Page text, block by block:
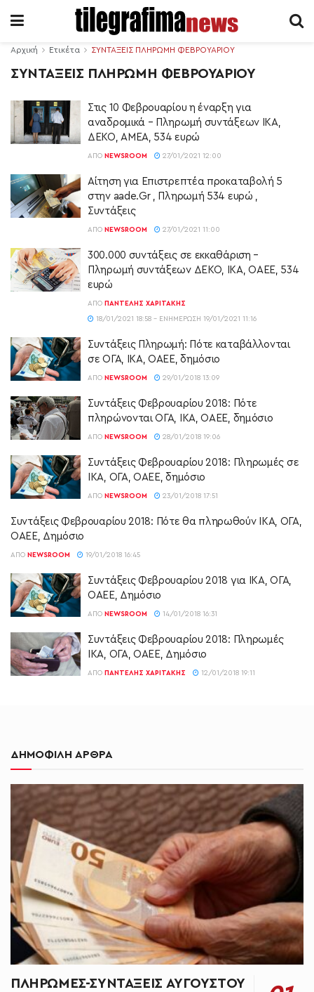
Αρχική Ετικέτα ΣΥΝΤΑΞΕΙΣ ΠΛΗΡΩΜΗ ΦΕΒΡΟΥΑΡΙΟΥ
ΣΥΝΤΑΞΕΙΣ ΠΛΗΡΩΜΗ ΦΕΒΡΟΥΑΡΙΟΥ
Στις 10 Φεβρουαρίου η έναρξη για
αναδρομικά – Πληρωμή συντάξεων ΙΚΑ,
ΔΕΚΟ, ΑΜΕΑ, 534 ευρώ
ΑΠΌ NEWSROOM 27/01/2021 12:00
Αίτηση για Επιστρεπτέα προκαταβολή 5
στην aade.Gr , Πληρωμή 534 ευρώ ,
Συντάξεις
ΑΠΌ NEWSROOM 27/01/2021 11:00
300.000 συντάξεις σε εκκαθάριση –
Πληρωμή συντάξεων ΔΕΚΟ, ΙΚΑ, ΟΑΕΕ, 534
ευρώ
ΑΠΌ ΠΑΝΤΕΛΉΣ ΧΑΡΙΤΆΚΗΣ
18/01/2021 18:58 - ΕΝΗΜΈΡΩΣΗ 19/01/2021 11:16
Συντάξεις Πληρωμή: Πότε καταβάλλονται
σε ΟΓΑ, ΙΚΑ, ΟΑΕΕ, δημόσιο
ΑΠΌ NEWSROOM 29/01/2018 13:09
Συντάξεις Φεβρουαρίου 2018: Πότε
πληρώνονται ΟΓΑ, ΙΚΑ, ΟΑΕΕ, δημόσιο
ΑΠΌ NEWSROOM 28/01/2018 19:06
Συντάξεις Φεβρουαρίου 2018: Πληρωμές σε
ΙΚΑ, ΟΓΑ, ΟΑΕΕ, δημόσιο
ΑΠΌ NEWSROOM 23/01/2018 17:51
Συντάξεις Φεβρουαρίου 2018: Πότε θα πληρωθούν ΙΚΑ, ΟΓΑ,
ΟΑΕΕ, Δημόσιο
ΑΠΌ NEWSROOM 19/01/2018 16:45
Συντάξεις Φεβρουαρίου 2018 για ΙΚΑ, ΟΓΑ,
ΟΑΕΕ, Δημόσιο
ΑΠΌ NEWSROOM 14/01/2018 16:31
Συντάξεις Φεβρουαρίου 2018: Πληρωμές
ΙΚΑ, ΟΓΑ, ΟΑΕΕ, Δημόσιο
ΑΠΌ ΠΑΝΤΕΛΉΣ ΧΑΡΙΤΆΚΗΣ 12/01/2018 19:11
ΔΗΜΟΦΙΛΗ ΑΡΘΡΑ
ΠΛΗΡΩΜΕΣ-ΣΥΝΤΑΞΕΙΣ ΑΥΓΟΥΣΤΟΥ